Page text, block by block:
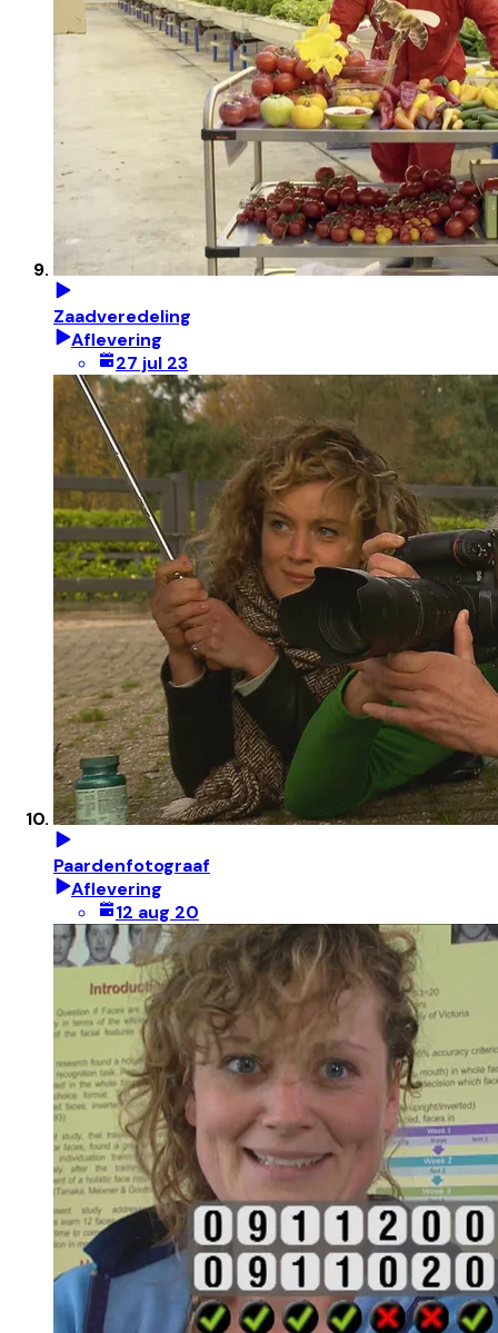
Zaadveredeling
Aflevering
27 jul 23
Paardenfotograaf
Aflevering
12 aug 20